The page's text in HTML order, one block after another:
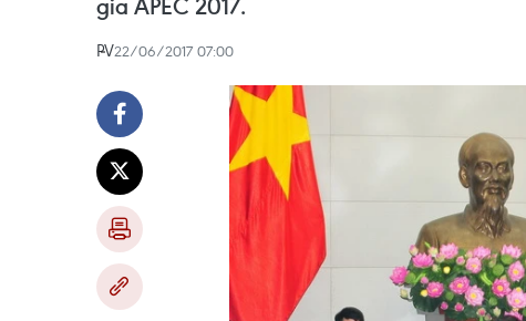
gia APEC 2017.
PV22/06/2017 07:00